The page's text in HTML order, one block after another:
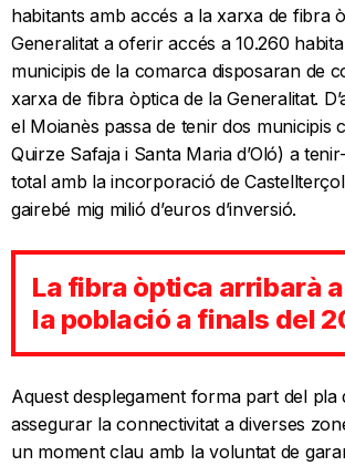
habitants amb accés a la xarxa de fibra
Generalitat a oferir accés a 10.260
municipis de la comarca disposaran de
xarxa de fibra òptica de la Generalitat.
el Moianès passa de tenir dos municipis
Quirze Safaja i Santa Maria d’Oló) a
total amb la incorporació de
gairebé mig milió d’euros d’inversió.
La fibra òptica arribarà
la població a finals del
Aquest desplegament forma part del pla
assegurar la connectivitat a diverses
un moment clau amb la voluntat de